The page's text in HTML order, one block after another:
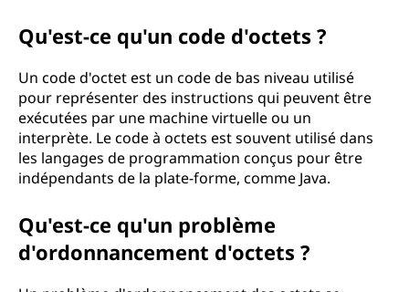
Qu'est-ce qu'un code d'octets ?
Un code d'octet est un code de bas niveau utilisé
pour représenter des instructions qui peuvent être
exécutées par une machine virtuelle ou un
interprète. Le code à octets est souvent utilisé dans
les langages de programmation conçus pour être
indépendants de la plate-forme, comme Java.
Qu'est-ce qu'un problème
d'ordonnancement d'octets ?